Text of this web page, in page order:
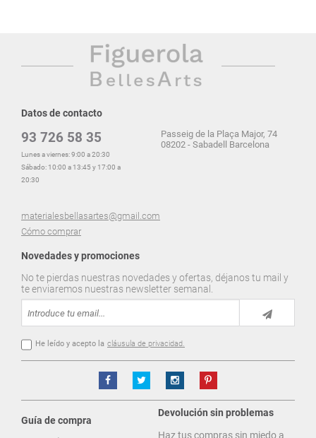
Datos de contacto
93 726 58 35
Lunes a viernes: 9:00 a 20:30
Sábado: 10:00 a 13:45 y 17:00 a
20:30
materialesbellasartes@gmail.com
Cómo comprar
Passeig de la Plaça Major, 74
08202 - Sabadell Barcelona
Novedades y promociones
No te pierdas nuestras novedades y ofertas, déjanos tu mail y
te enviaremos nuestras newsletter semanal.
He leído y acepto la cláusula de privacidad.
Guía de compra
Devolución sin problemas
Haz tus compras sin miedo a